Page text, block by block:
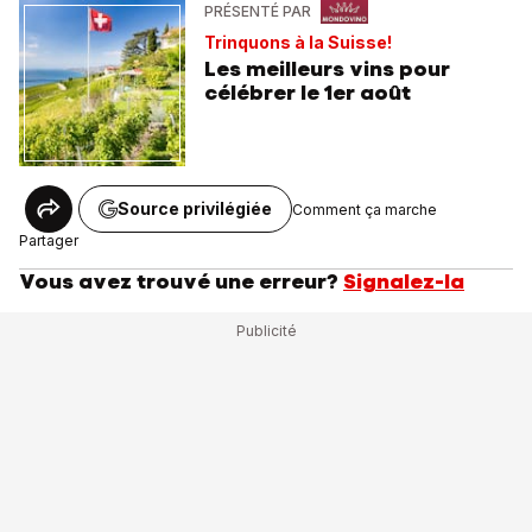
PRÉSENTÉ PAR
Trinquons à la Suisse!
Les meilleurs vins pour
célébrer le 1er août
Partager
Source privilégiée Comment ça marche
Vous avez trouvé une erreur? Signalez-la